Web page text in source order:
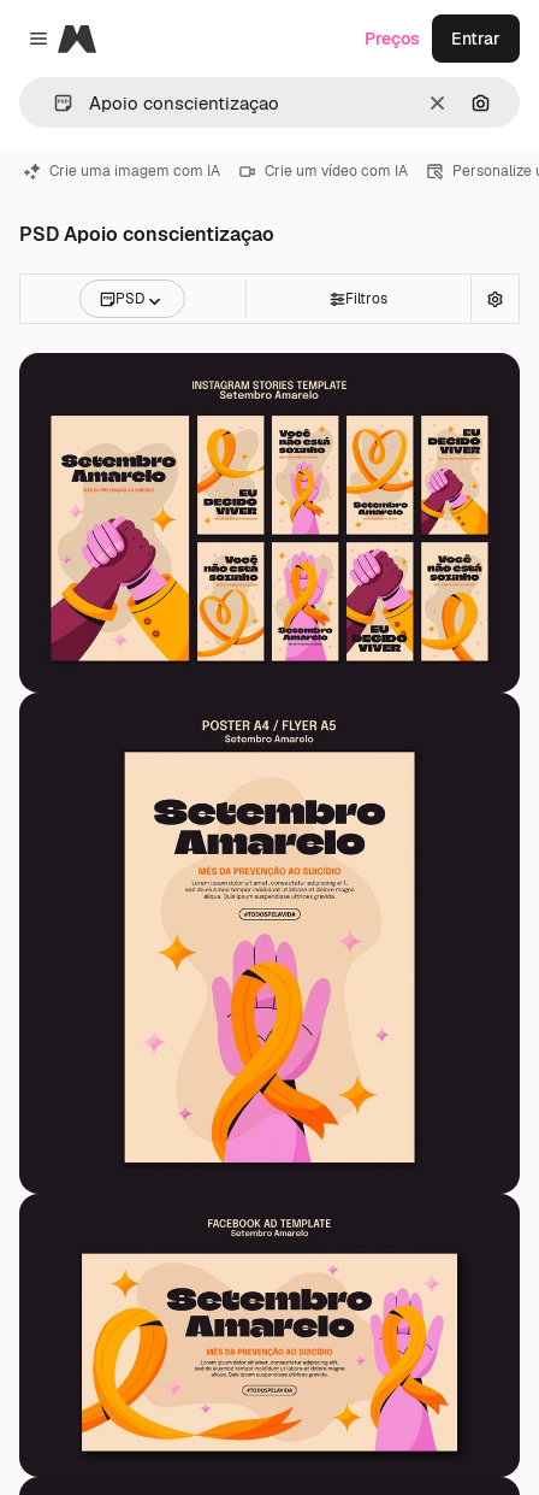
Close menu
Magnific
Limpar
Preços Entrar
Crie uma imagem com IA Crie um vídeo com IA Personalize
PSD Apoio conscientizaçao
PSD Filtros